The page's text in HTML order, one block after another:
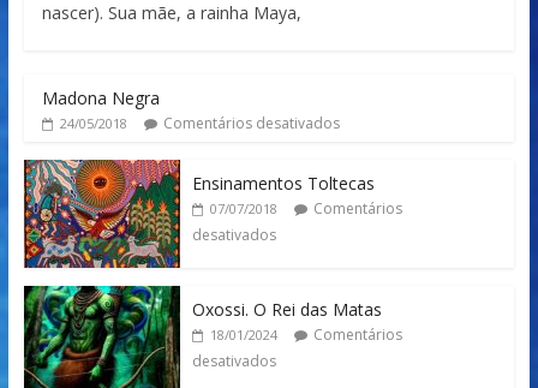
nascer). Sua mãe, a rainha Maya,
Madona Negra
24/05/2018 Comentários desativados
Ensinamentos Toltecas
07/07/2018
Comentários
desativados
Oxossi. O Rei das Matas
18/01/2024
Comentários
desativados